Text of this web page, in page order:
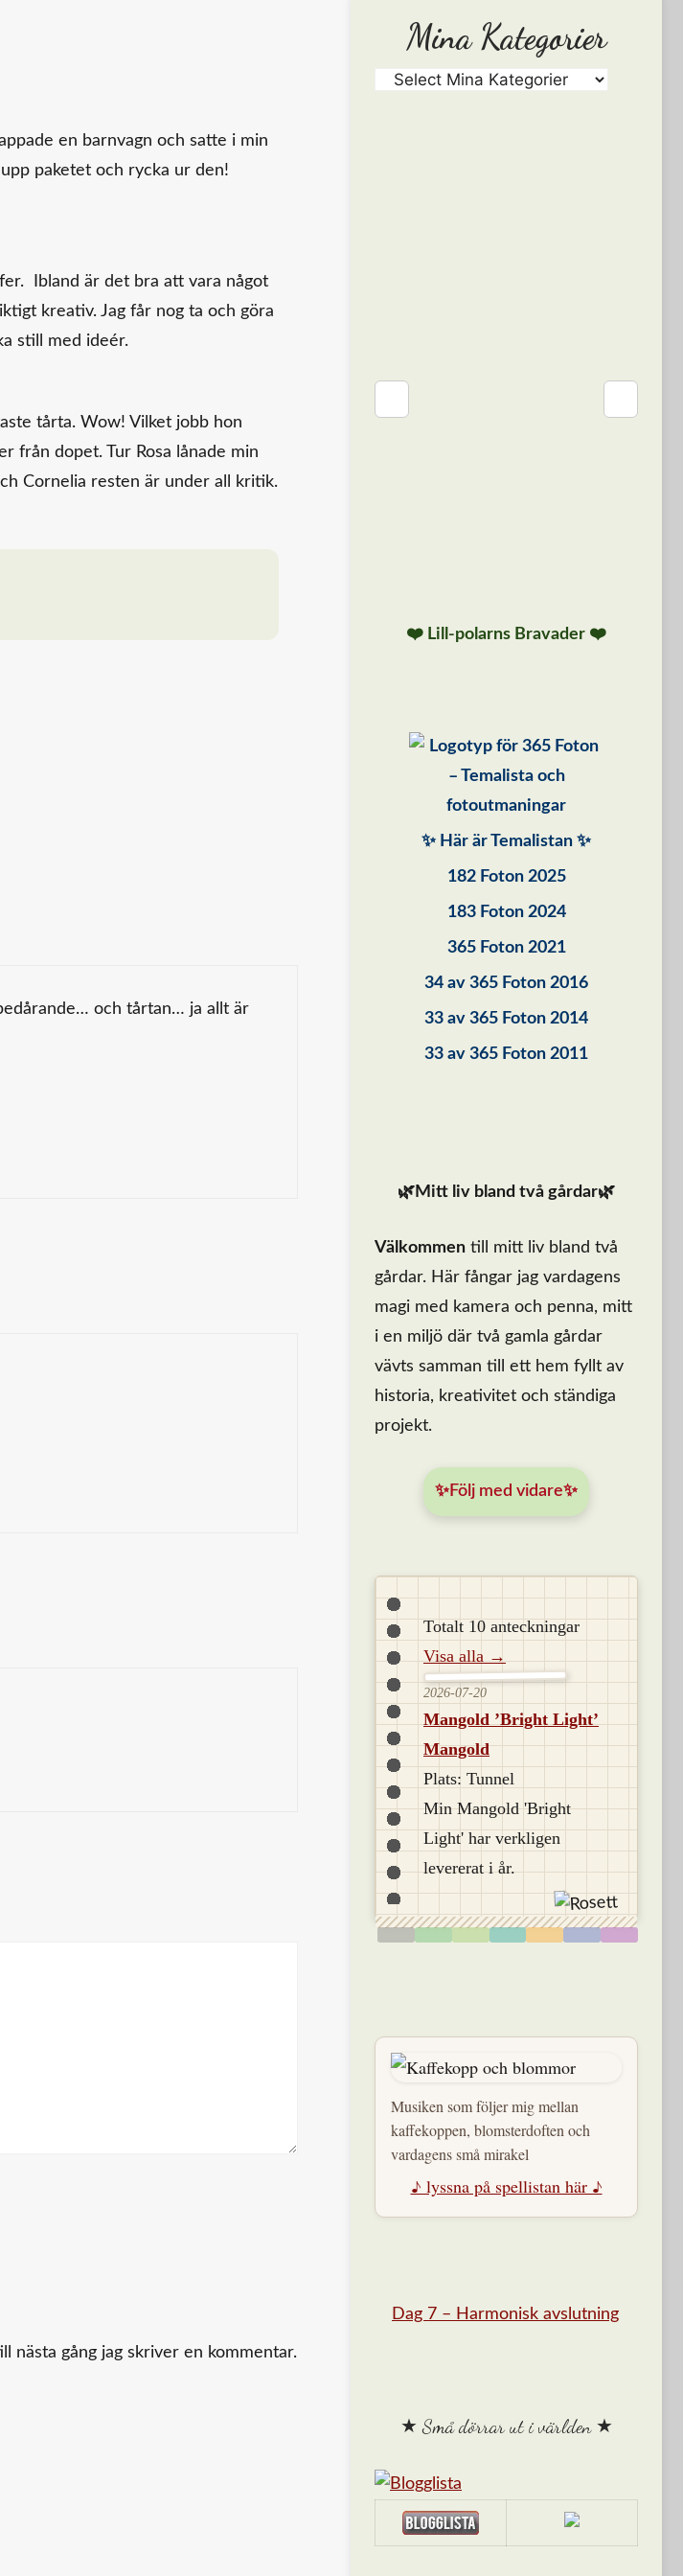
en barnvagn och satte i min
paketet och rycka ur den!
Ibland är det bra att vara något
kreativ. Jag får nog ta och göra
still med ideér.
tårta. Wow! Vilket jobb hon
från dopet. Tur Rosa lånade min
Cornelia resten är under all kritik.
och tårtan… ja allt är
nästa gång jag skriver en kommentar.
Mina Kategorier
❤️ Lill-polarns Bravader ❤️
✨ Här är Temalistan ✨
182 Foton 2025
183 Foton 2024
365 Foton 2021
34 av 365 Foton 2016
33 av 365 Foton 2014
33 av 365 Foton 2011
🌿Mitt liv bland två gårdar🌿
Välkommen till mitt liv bland två
gårdar. Här fångar jag vardagens
magi med kamera och penna, mitt
i en miljö där två gamla gårdar
vävts samman till ett hem fyllt av
historia, kreativitet och ständiga
projekt.
✨Följ med vidare✨
Totalt 10 anteckningar
Visa alla →
2026-07-20
Mangold ’Bright Light’
Mangold
Plats: Tunnel
Min Mangold 'Bright
Light' har verkligen
levererat i år.
Musiken som följer mig mellan
kaffekoppen, blomsterdoften och
vardagens små mirakel
♪ lyssna på spellistan här ♪
Dag 7 – Harmonisk avslutning
★ Små dörrar ut i världen ★